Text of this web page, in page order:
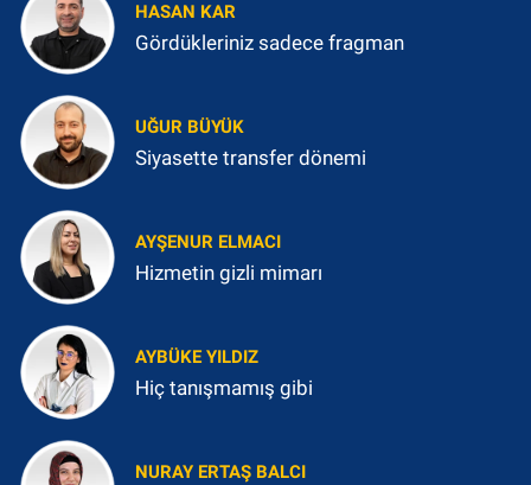
HASAN KAR
Gördükleriniz sadece fragman
UĞUR BÜYÜK
Siyasette transfer dönemi
AYŞENUR ELMACI
Hizmetin gizli mimarı
AYBÜKE YILDIZ
Hiç tanışmamış gibi
NURAY ERTAŞ BALCI